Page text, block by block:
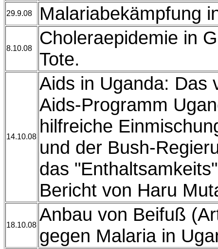
29.9.08 Malariabekämpfung
8.10.08
Choleraepidemie in
Tote.
14.10.08
Aids in Uganda: Das
Aids-Programm
hilfreiche
und der Bush-
das
Bericht von Haru
18.10.08
Anbau von Beifuß
gegen Malaria in